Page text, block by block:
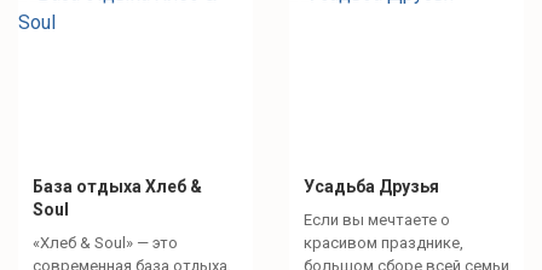
База отдыха Хлеб &
Soul
«Хлеб & Soul» — это
современная база отдыха,
Усадьба Друзья
Если вы мечтаете о
красивом празднике,
большом сборе всей семьи